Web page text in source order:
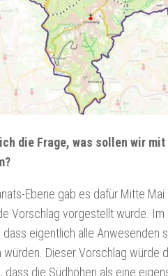
die Frage, was sollen wir
Ebene gab es dafür Mitte
Vorschlag vorgestellt wurde.
dass eigentlich alle Anwesenden
würden. Dieser Vorschlag würde
dass die Südhöhen als eine